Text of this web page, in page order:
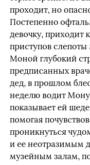
проходит, но
Постепенно
девочку, приходит
приступов
Моной глубокий
предписанных
дед, в прошлом
неделю водит
показывает ей
помогая
проникнуться
и ее неотразимым
музейным залам,